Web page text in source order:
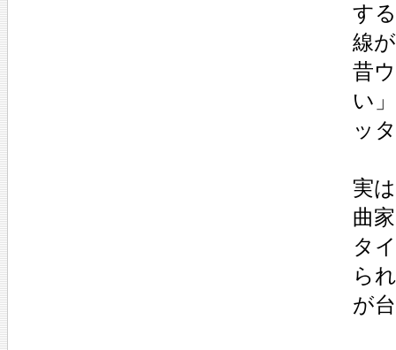
す
線
昔
い
ッ
実
曲
タ
ら
が